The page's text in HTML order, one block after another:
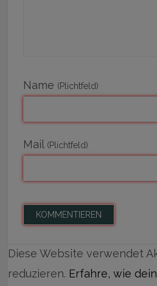
Name (Plichtfeld)
Mail (Plichtfeld)
Diese Website verwendet
reduzieren. Erfahre, wie